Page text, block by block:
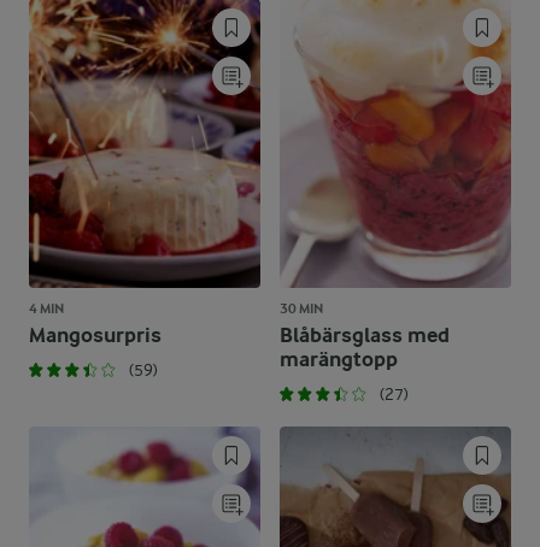
4 MIN
Mangosurpris
(59)
30 MIN
Blåbärsglass med
marängtopp
(27)